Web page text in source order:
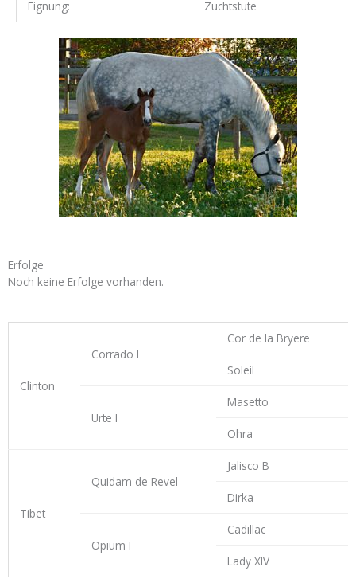
Eig­nung: Zucht­stu­te
Erfolge
Noch kei­ne Erfol­ge vorhanden.
Clin­ton
Cor­ra­do I
Cor de la Bryere
Sol­eil
Urte I
Maset­to
Ohra
Tibet
Qui­dam de Revel
Jalis­co B
Dir­ka
Opi­um I
Cadil­lac
Lady XIV